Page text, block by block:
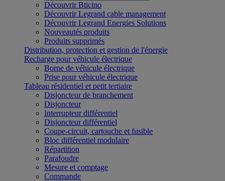
Découvrir Bticino
Découvrir Legrand cable management
Découvrir Legrand Energies Solutions
Nouveautés produits
Produits supprimés
Distribution, protection et gestion de l'énergie
Recharge pour véhicule électrique
Borne de véhicule électrique
Prise pour véhicule électrique
Tableau résidentiel et petit tertiaire
Disjoncteur de branchement
Disjoncteur
Interrupteur différentiel
Disjoncteur différentiel
Coupe-circuit, cartouche et fusible
Bloc différentiel modulaire
Répartition
Parafoudre
Mesure et comptage
Commande